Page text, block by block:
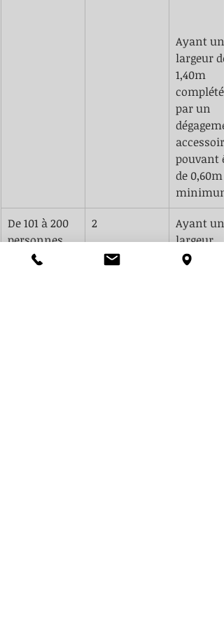
Ayant
largeur de
1,40m
complété
par un
pouvant
de 0,60m
De 101 à 200
personnes​
2
​Ayant
largeur
minimale